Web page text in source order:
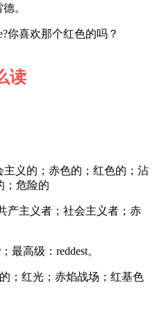
。
你喜欢那个红色的吗？
读
主义的；赤色的；红色的；沾
；危险的
产主义者；社会主义者；赤
最高级：reddest。
；红光；赤焰战场；红基色